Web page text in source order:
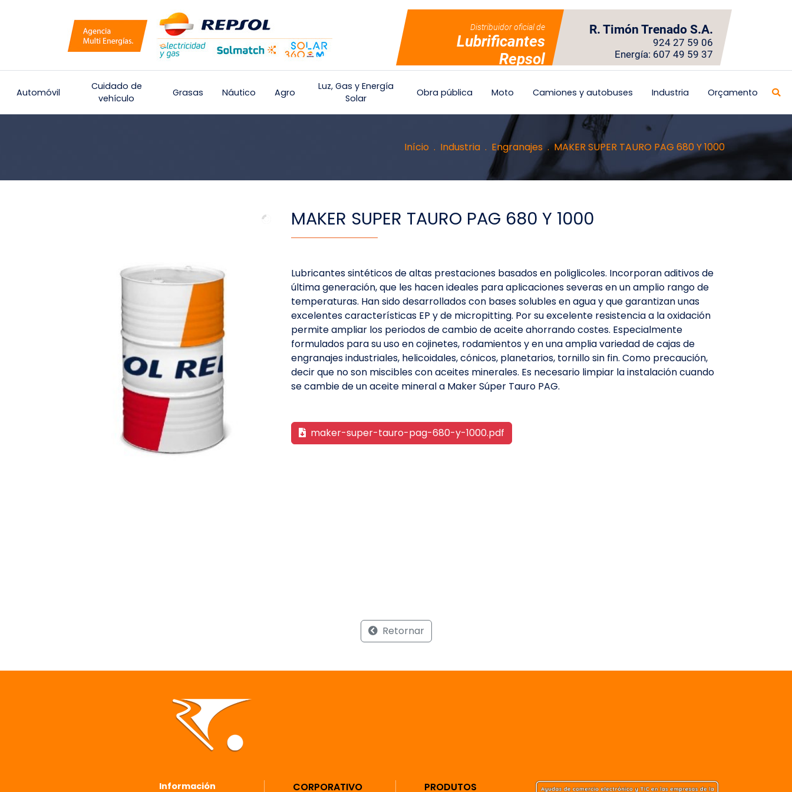
Distribuidor oficial de
Lubrificantes
Repsol
R. Timón Trenado S.A.
924 27 59 06
Energía: 607 49 59 37
Automóvil
Cuidado de
vehículo
Grasas Náutico Agro
Luz, Gas y Energía
Solar
Obra pública Moto Camiones y autobuses Industria Orçamento
Início Industria Engranajes MAKER SUPER TAURO PAG 680 Y 1000
MAKER SUPER TAURO PAG 680 Y 1000
Lubricantes sintéticos de altas prestaciones basados en poliglicoles. Incorporan aditivos de
última generación, que les hacen ideales para aplicaciones severas en un amplio rango de
temperaturas. Han sido desarrollados con bases solubles en agua y que garantizan unas
excelentes características EP y de micropitting. Por su excelente resistencia a la oxidación
permite ampliar los periodos de cambio de aceite ahorrando costes. Especialmente
formulados para su uso en cojinetes, rodamientos y en una amplia variedad de cajas de
engranajes industriales, helicoidales, cónicos, planetarios, tornillo sin fin. Como precaución,
decir que no son miscibles con aceites minerales. Es necesario limpiar la instalación cuando
se cambie de un aceite mineral a Maker Súper Tauro PAG.
maker-super-tauro-pag-680-y-1000.pdf
Retornar
Información CORPORATIVO PRODUTOS